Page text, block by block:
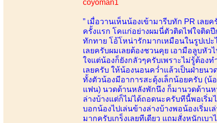
coyoman1
” เมื่อวานเห็นน้องเข้ามารีบทัก PR เลย
ครั้งแรก โคแก่อย่างผมนี่ตัวติดไฟใจติด
ทักทาย โอ้โหน่ารักมากเหมือนในรูปเป
เลยครับผมเลยต้องชวนคุย เอามือลูบหั
ใจแต่น้องก็ยังกลัวๆครับเพราะไม่รู้ต้องท
เลยครับ ให้น้องนอนคว่ำแล้วเป็นฝ่ายน
ทั้งตัวน้องมีอาการสะดุ้งเล็กน้อยครับ (
แฟน) นวดด้านหลังพักนึง ก็มานวดด้าน
ล่างบ้างแต่ก็ไม่ได้ถอดนะครับทีนี้พอเริ่ม
บอกน้องไปเล่นข้างล่างบ้างพอน้องเริ่ม
มากครับเกร็งเลยทีเดียว แถมสั่งหนักเ